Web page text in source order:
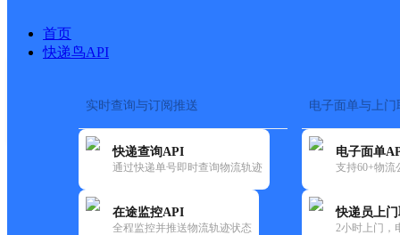
首页
快递鸟API
实时查询与订阅推送
快递查询API
通过快递单号即时查询物流轨迹
在途监控API
全程监控并推送物流轨迹状态
电子面单与上门
电子面单
支持60+物流
快递员上
2小时上门，
快递大全> 快递网
快运大全 快递时效